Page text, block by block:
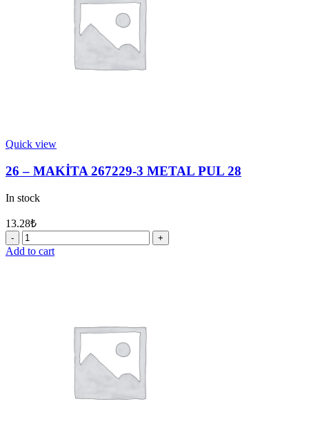
Quick view
26 – MAKİTA 267229-3 METAL PUL 28
In stock
13.28₺
26
-
Add to cart